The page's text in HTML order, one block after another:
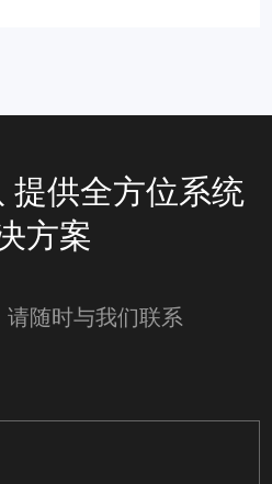
提供全方位系统
方案
随时与我们联系